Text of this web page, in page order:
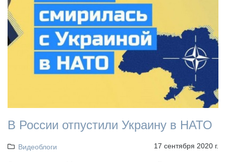
В России отпустили Украину в НАТО
Видеоблоги 17 сентября 2020 г.